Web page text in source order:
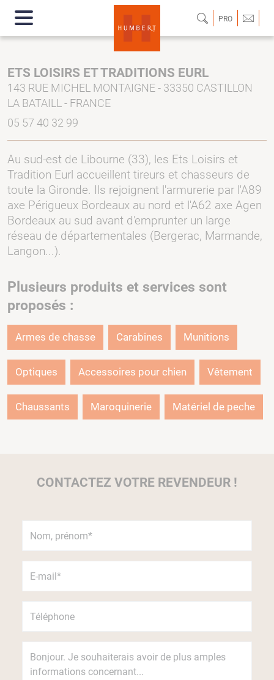
PRO
ETS LOISIRS ET TRADITIONS EURL
143 RUE MICHEL MONTAIGNE - 33350 CASTILLON
LA BATAILL - FRANCE
05 57 40 32 99
Au sud-est de Libourne (33), les Ets Loisirs et
Tradition Eurl accueillent tireurs et chasseurs de
toute la Gironde. Ils rejoignent l'armurerie par l'A89
axe Périgueux Bordeaux au nord et l'A62 axe Agen
Bordeaux au sud avant d'emprunter un large
réseau de départementales (Bergerac, Marmande,
Langon...).
Plusieurs produits et services sont
proposés :
Armes de chasse Carabines Munitions
Optiques Accessoires pour chien Vêtement
Chaussants Maroquinerie Matériel de peche
CONTACTEZ VOTRE REVENDEUR !